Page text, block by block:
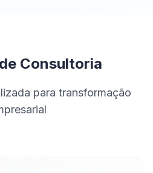
Consultoria
para transformação